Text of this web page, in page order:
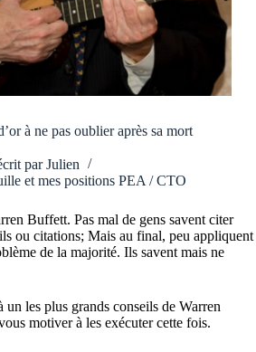
à ne pas oublier après sa mort
par Julien
et mes positions PEA / CTO
Buffett. Pas mal de gens savent citer
ou citations; Mais au final, peu appliquent
de la majorité. Ils savent mais ne
les plus grands conseils de Warren
motiver à les exécuter cette fois.